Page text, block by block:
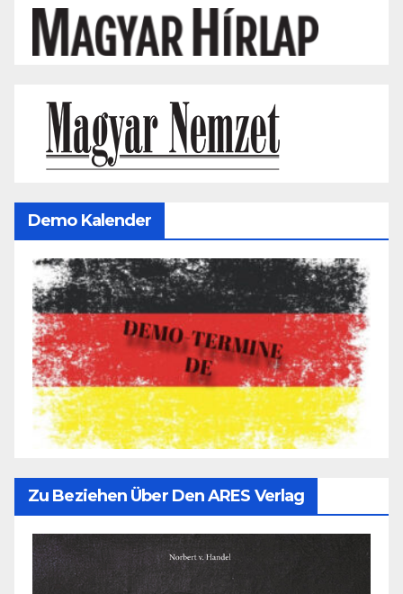
Demo Kalender
Zu Beziehen Über Den ARES Verlag